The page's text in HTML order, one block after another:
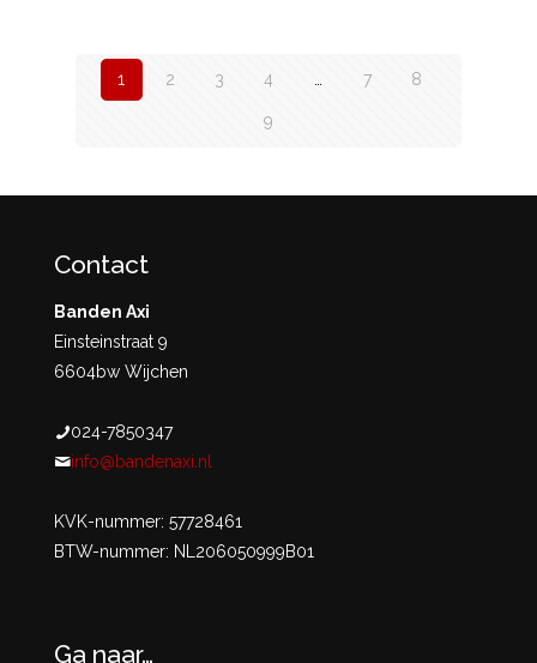
1 2 3 4 7 8
9
Contact
Banden Axi
Einsteinstraat 9
6604bw Wijchen
024-7850347
info@bandenaxi.nl
KVK-nummer: 57728461
BTW-nummer: NL206050999B01
Ga naar…